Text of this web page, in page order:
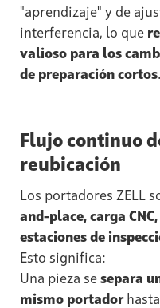
"aprendizaje" y de
interferencia, lo que
valioso para los
de preparación cortos.
Flujo continuo
reubicación
Los portadores ZELL
and-place, carga
estaciones de
Esto significa:
Una pieza se separa
mismo portador